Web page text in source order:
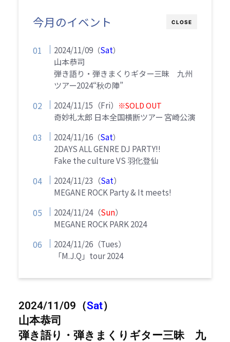
CLOSE
今月のイベント
2024/11/09 （Sat）
山本恭司
弾き語り・弾きまくりギター三昧 九州
ツアー2024“秋の陣”
2024/11/15（Fri） ※SOLD OUT
奇妙礼太郎 日本全国横断ツアー 宮崎公演
2024/11/16 （Sat）
2DAYS ALL GENRE DJ PARTY!!
Fake the culture VS 羽化登仙
2024/11/23（Sat）
MEGANE ROCK Party & It meets!
2024/11/24（Sun）
MEGANE ROCK PARK 2024
2024/11/26（Tues）
「M.J.Q」tour 2024
2024/11/09 （Sat）
山本恭司
弾き語り・弾きまくりギター三昧 九